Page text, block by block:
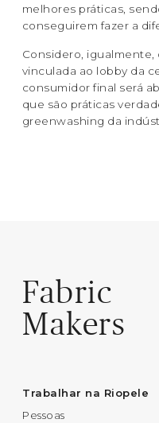
melhores práticas,
conseguirem fazer a
Considero,
vinculada ao lobby da
consumidor final será
que são práticas
greenwashing da
Fabric
Makers
Trabalhar na Riopele
Pessoas